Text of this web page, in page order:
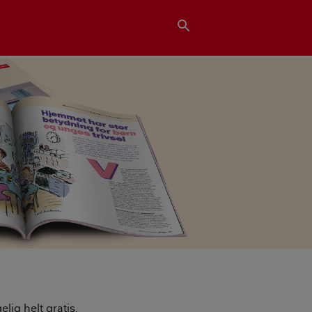
helt gratis.